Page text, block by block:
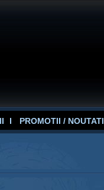
PROMOTII / NOUTATI